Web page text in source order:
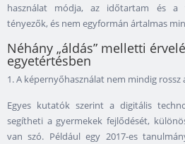
használat módja, az időtartam és a
tényezők, és nem egyformán ártalmas
Néhány „áldás” melletti
egyetértésben
1. A képernyőhasználat nem mindig rossz
Egyes kutatók szerint a digitális
segítheti a gyermekek fejlődését,
van szó. Például egy 2017-es